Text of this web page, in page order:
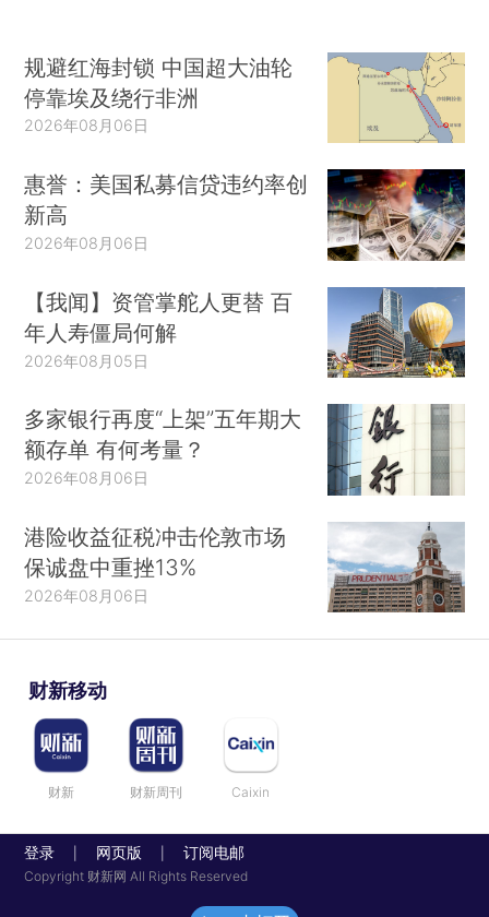
规避红海封锁 中国超大油轮
停靠埃及绕行非洲
2026年08月06日
惠誉：美国私募信贷违约率创
新高
2026年08月06日
【我闻】资管掌舵人更替 百
年人寿僵局何解
2026年08月05日
多家银行再度“上架”五年期大
额存单 有何考量？
2026年08月06日
港险收益征税冲击伦敦市场
保诚盘中重挫13%
2026年08月06日
财新移动
财新 财新周刊 Caixin
登录 网页版 订阅电邮
Copyright 财新网 All Rights Reserved